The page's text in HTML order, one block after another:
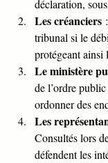
déclaration,
Les créanciers
tribunal si le
protégeant ainsi
Le ministère
de l’ordre
ordonner des
Les
Consultés lors
défendent les